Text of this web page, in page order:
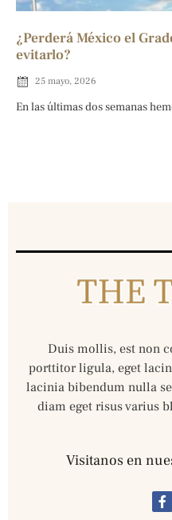
¿Perderá México el
evitarlo?
25 mayo, 2026
En las últimas dos semanas
Duis mollis, est non
porttitor ligula, eget
lacinia bibendum nulla
diam eget risus varius
Visitanos en